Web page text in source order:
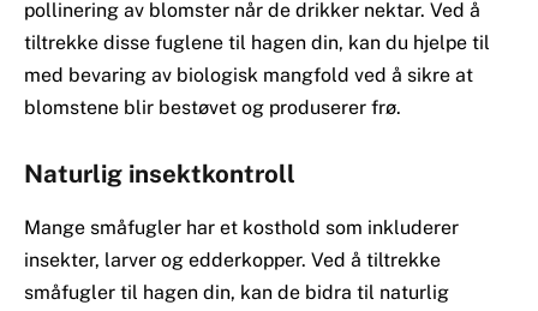
pollinering av blomster når de drikker nektar. Ved å
tiltrekke disse fuglene til hagen din, kan du hjelpe til
med bevaring av biologisk mangfold ved å sikre at
blomstene blir bestøvet og produserer frø.
Naturlig insektkontroll
Mange småfugler har et kosthold som inkluderer
insekter, larver og edderkopper. Ved å tiltrekke
småfugler til hagen din, kan de bidra til naturlig